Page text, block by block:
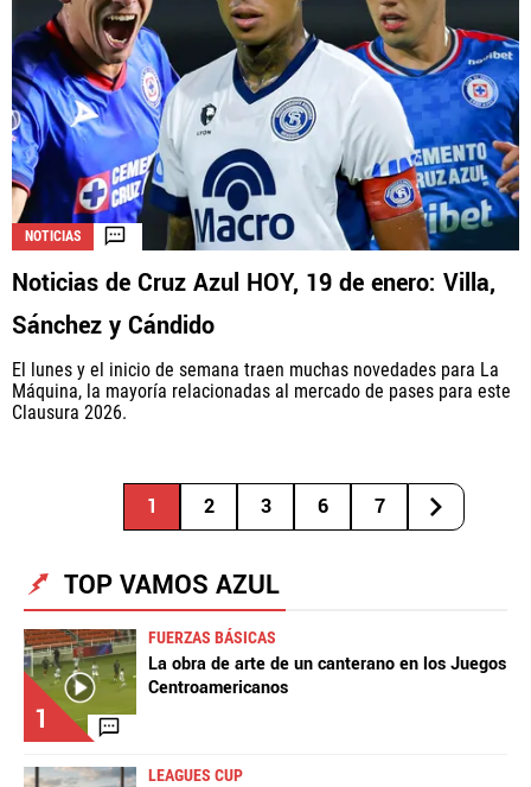
NOTICIAS
Noticias de Cruz Azul HOY, 19 de enero: Villa,
Sánchez y Cándido
El lunes y el inicio de semana traen muchas novedades para La
Máquina, la mayoría relacionadas al mercado de pases para este
Clausura 2026.
1 2 3 6 7
TOP VAMOS AZUL
1
FUERZAS BÁSICAS
La obra de arte de un canterano en los Juegos
Centroamericanos
LEAGUES CUP